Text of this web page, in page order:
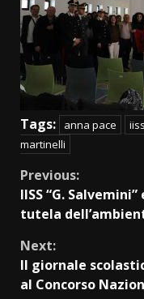
Tags: anna pace
martinelli
Continue
Reading
Previous:
IISS “G.
tutela
Next:
Il giornale
al Concorso